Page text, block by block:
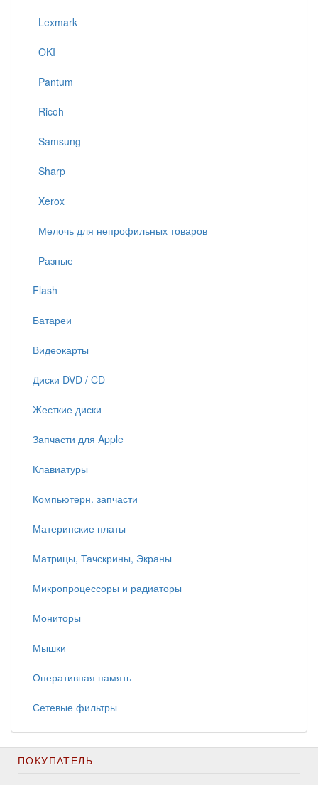
Lexmark
OKI
Pantum
Ricoh
Samsung
Sharp
Xerox
Мелочь для непрофильных товаров
Разные
Flash
Батареи
Видеокарты
Диски DVD / CD
Жесткие диски
Запчасти для Apple
Клавиатуры
Компьютерн. запчасти
Материнские платы
Матрицы, Тачскрины, Экраны
Микропроцессоры и радиаторы
Мониторы
Мышки
Оперативная память
Сетевые фильтры
ПОКУПАТЕЛЬ